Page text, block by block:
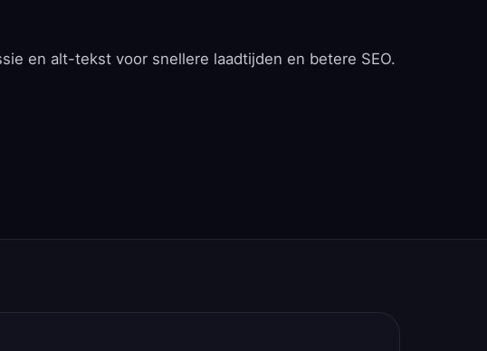
en alt-tekst voor snellere laadtijden en betere SEO.